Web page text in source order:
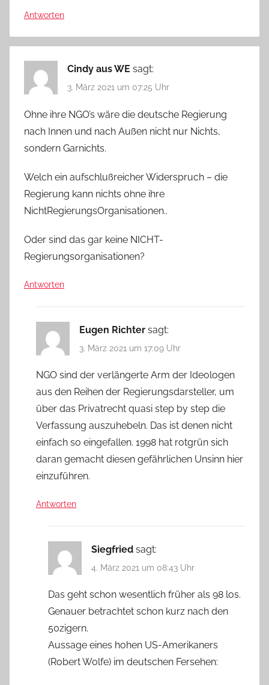
Antworten
Cindy aus WE sagt:
3. März 2021 um 07:25 Uhr
Ohne ihre NGO’s wäre die deutsche Regierung
nach Innen und nach Außen nicht nur Nichts,
sondern Garnichts.
Welch ein aufschlußreicher Widerspruch – die
Regierung kann nichts ohne ihre
NichtRegierungsOrganisationen..
Oder sind das gar keine NICHT-
Regierungsorganisationen?
Antworten
Eugen Richter sagt:
3. März 2021 um 17:09 Uhr
NGO sind der verlängerte Arm der Ideologen
aus den Reihen der Regierungsdarsteller, um
über das Privatrecht quasi step by step die
Verfassung auszuhebeln. Das ist denen nicht
einfach so eingefallen. 1998 hat rotgrün sich
daran gemacht diesen gefährlichen Unsinn hier
einzuführen.
Antworten
Siegfried sagt:
4. März 2021 um 08:43 Uhr
Das geht schon wesentlich früher als 98 los.
Genauer betrachtet schon kurz nach den
50zigern.
Aussage eines hohen US-Amerikaners
(Robert Wolfe) im deutschen Fersehen: